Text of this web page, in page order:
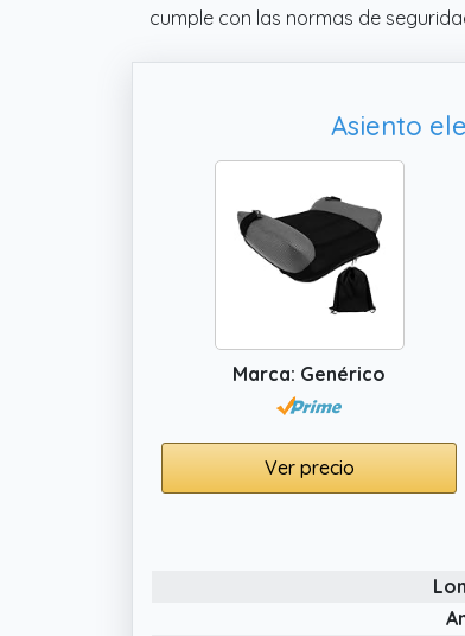
cumple con las normas de
Asiento
Marca: Genérico
Ver precio